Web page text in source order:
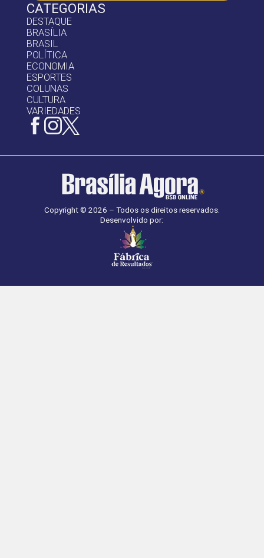
CATEGORIAS
DESTAQUE
BRASÍLIA
BRASIL
POLÍTICA
ECONOMIA
ESPORTES
COLUNAS
CULTURA
VARIEDADES
Copyright © 2026 – Todos os direitos reservados.
Desenvolvido por: